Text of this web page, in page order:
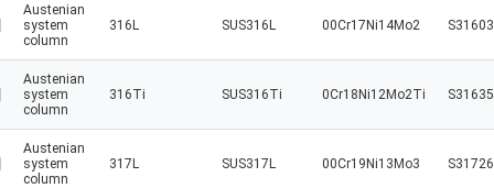
Austenian
system
column
316L SUS316L 00Cr17Ni14Mo2 S31603
Austenian
system
column
316Ti SUS316Ti 0Cr18Ni12Mo2Ti S31635
Austenian
system
column
317L SUS317L 00Cr19Ni13Mo3 S31726